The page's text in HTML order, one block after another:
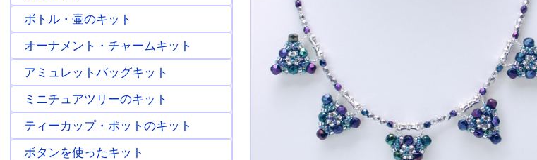
ボトル・壷のキット
オーナメント・チャームキット
アミュレットバッグキット
ミニチュアツリーのキット
ティーカップ・ポットのキット
ボタンを使ったキット